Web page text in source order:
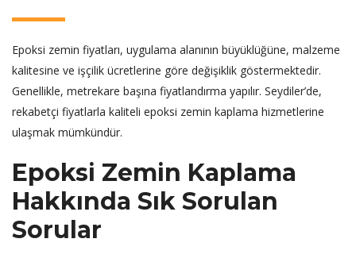
Epoksi zemin fiyatları, uygulama alanının büyüklüğüne, malzeme
kalitesine ve işçilik ücretlerine göre değişiklik göstermektedir.
Genellikle, metrekare başına fiyatlandırma yapılır. Seydiler’de,
rekabetçi fiyatlarla kaliteli epoksi zemin kaplama hizmetlerine
ulaşmak mümkündür.
Epoksi Zemin Kaplama
Hakkında Sık Sorulan
Sorular